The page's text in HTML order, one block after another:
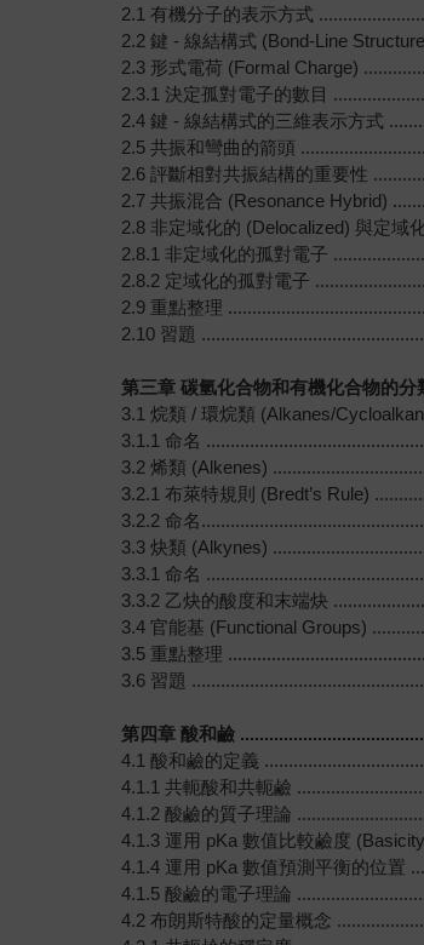
2.1 有機分子的表示方式
2.2 鍵 - 線結構式 (Bond-Line
2.3 形式電荷 (Formal Charge)
2.3.1 決定孤對電子的數目
2.4 鍵 - 線結構式的三維表示方式
2.5 共振和彎曲的箭頭
2.6 評斷相對共振結構的重要性
2.7 共振混合 (Resonance Hybrid)
2.8 非定域化的 (Delocalized) 與定域
2.8.1 非定域化的孤對電子
2.8.2 定域化的孤對電子
2.9 重點整理
2.10 習題
第三章 碳氫化合物和有機化合物的分
3.1 烷類 / 環烷類 (Alkanes/
3.1.1 命名
3.2 烯類 (Alkenes)
3.2.1 布萊特規則 (Bredt’s Rule)
3.2.2 命名
3.3 炔類 (Alkynes)
3.3.1 命名
3.3.2 乙炔的酸度和末端炔
3.4 官能基 (Functional Groups)
3.5 重點整理
3.6 習題
第四章 酸和鹼
4.1 酸和鹼的定義
4.1.1 共軛酸和共軛鹼
4.1.2 酸鹼的質子理論
4.1.3 運用 pKa 數值比較鹼度
4.1.4 運用 pKa 數值預測平衡的位置
4.1.5 酸鹼的電子理論
4.2 布朗斯特酸的定量概念